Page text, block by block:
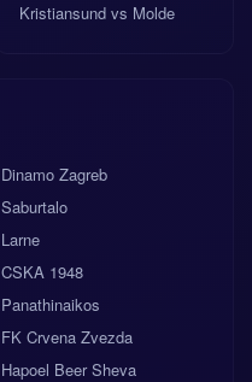
Kristiansund vs Molde
Dinamo Zagreb
Saburtalo
Larne
CSKA 1948
Panathinaikos
FK Crvena Zvezda
Hapoel Beer Sheva